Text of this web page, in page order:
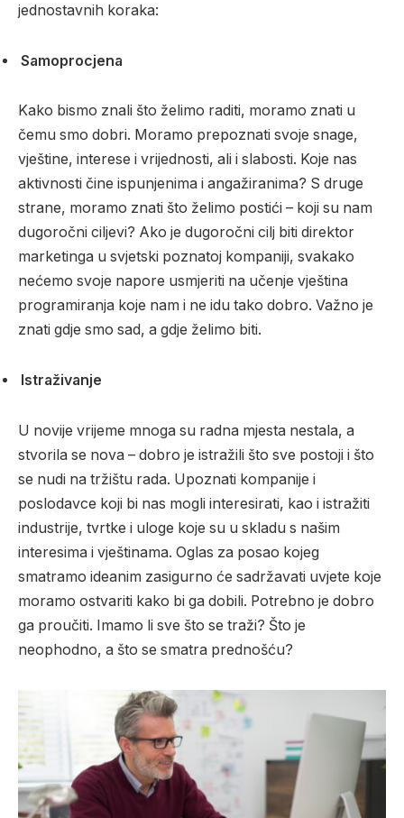
jednostavnih koraka:
Samoprocjena
Kako bismo znali što želimo raditi, moramo znati u
čemu smo dobri. Moramo prepoznati svoje snage,
vještine, interese i vrijednosti, ali i slabosti. Koje nas
aktivnosti čine ispunjenima i angažiranima? S druge
strane, moramo znati što želimo postići – koji su nam
dugoročni ciljevi? Ako je dugoročni cilj biti direktor
marketinga u svjetski poznatoj kompaniji, svakako
nećemo svoje napore usmjeriti na učenje vještina
programiranja koje nam i ne idu tako dobro. Važno je
znati gdje smo sad, a gdje želimo biti.
Istraživanje
U novije vrijeme mnoga su radna mjesta nestala, a
stvorila se nova – dobro je istražili što sve postoji i što
se nudi na tržištu rada. Upoznati kompanije i
poslodavce koji bi nas mogli interesirati, kao i istražiti
industrije, tvrtke i uloge koje su u skladu s našim
interesima i vještinama. Oglas za posao kojeg
smatramo ideanim zasigurno će sadržavati uvjete koje
moramo ostvariti kako bi ga dobili. Potrebno je dobro
ga proučiti. Imamo li sve što se traži? Što je
neophodno, a što se smatra prednošću?